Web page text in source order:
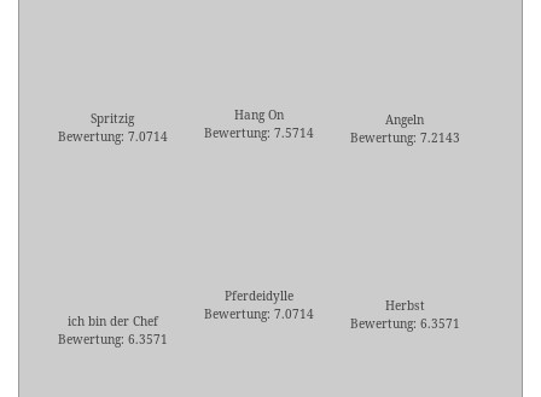
Spritzig
Bewertung: 7.0714
Hang On
Bewertung: 7.5714
Angeln
Bewertung: 7.2143
ich bin der Chef
Bewertung: 6.3571
Pferdeidylle
Bewertung: 7.0714
Herbst
Bewertung: 6.3571